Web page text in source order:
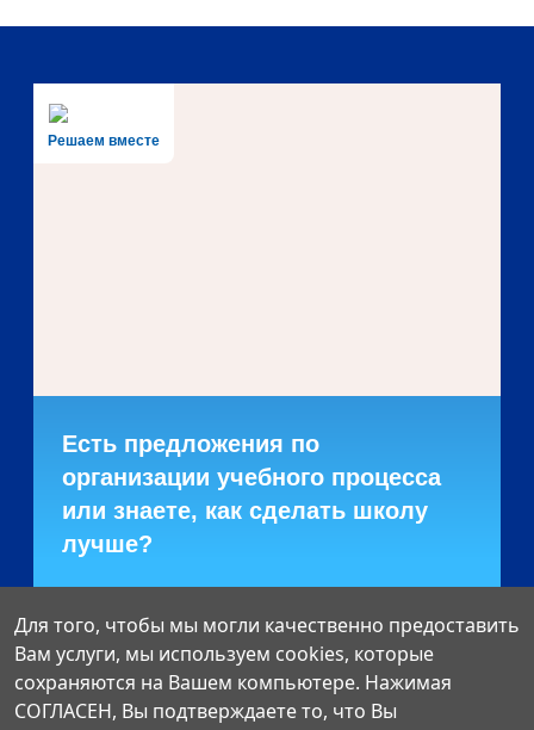
Решаем вместе
Есть предложения по
организации учебного процесса
или знаете, как сделать школу
лучше?
Написать о проблеме
Для того, чтобы мы могли качественно предоставить
Вам услуги, мы используем cookies, которые
сохраняются на Вашем компьютере. Нажимая
СОГЛАСЕН, Вы подтверждаете то, что Вы